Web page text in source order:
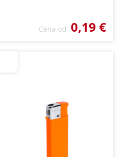
Cena od 0,19 €